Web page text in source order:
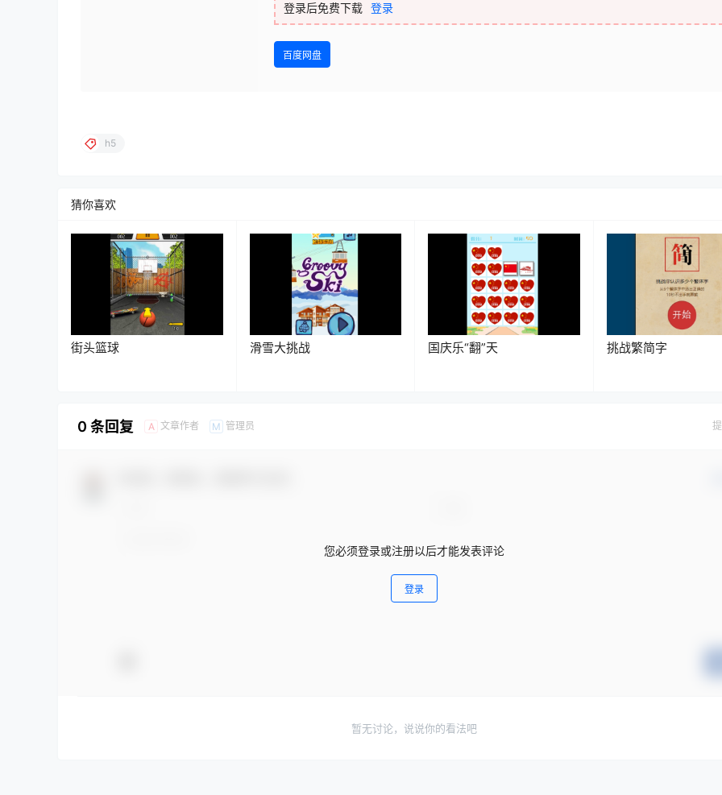
登录后免费下载 登录
百度网盘
h5
猜你喜欢
街头篮球 滑雪大挑战 国庆乐“翻”天 挑战繁简字
0 条回复 A 文章作者 M 管理员
您必须登录或注册以后才能发表评论
登录
暂无讨论，说说你的看法吧